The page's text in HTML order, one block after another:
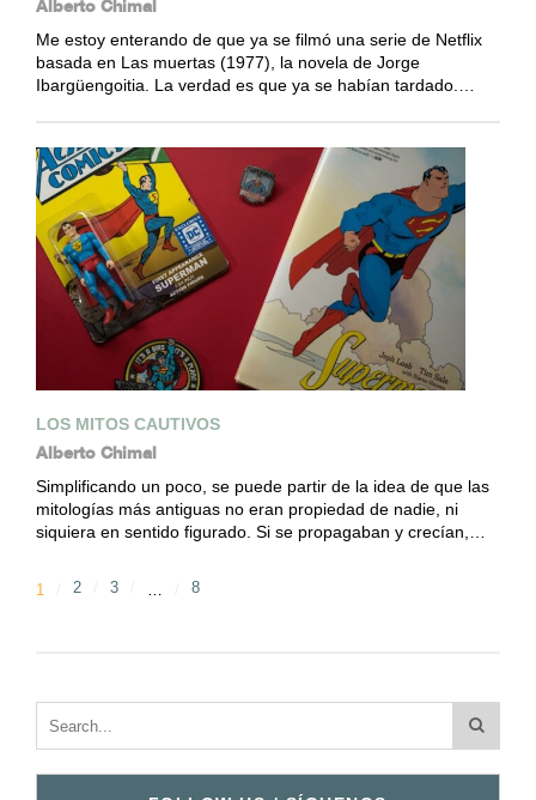
Alberto Chimal
Me estoy enterando de que ya se filmó una serie de Netflix
basada en Las muertas (1977), la novela de Jorge
Ibargüengoitia. La verdad es que ya se habían tardado.…
LOS MITOS CAUTIVOS
Alberto Chimal
Simplificando un poco, se puede partir de la idea de que las
mitologías más antiguas no eran propiedad de nadie, ni
siquiera en sentido figurado. Si se propagaban y crecían,…
1 2 3 … 8